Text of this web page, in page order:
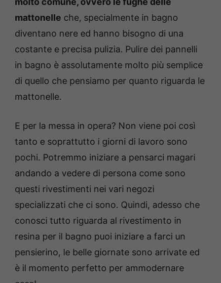
mattonelle che, specialmente in bagno
diventano nere ed hanno bisogno di una
costante e precisa pulizia. Pulire dei pannelli
in bagno è assolutamente molto più semplice
di quello che pensiamo per quanto riguarda le
mattonelle.
E per la messa in opera? Non viene poi così
tanto e soprattutto i giorni di lavoro sono
pochi. Potremmo iniziare a pensarci magari
andando a vedere di persona come sono
questi rivestimenti nei vari negozi
specializzati che ci sono. Quindi, adesso che
conosci tutto riguarda al rivestimento in
resina per il bagno puoi iniziare a farci un
pensierino, le belle giornate sono arrivate ed
è il momento perfetto per ammodernare